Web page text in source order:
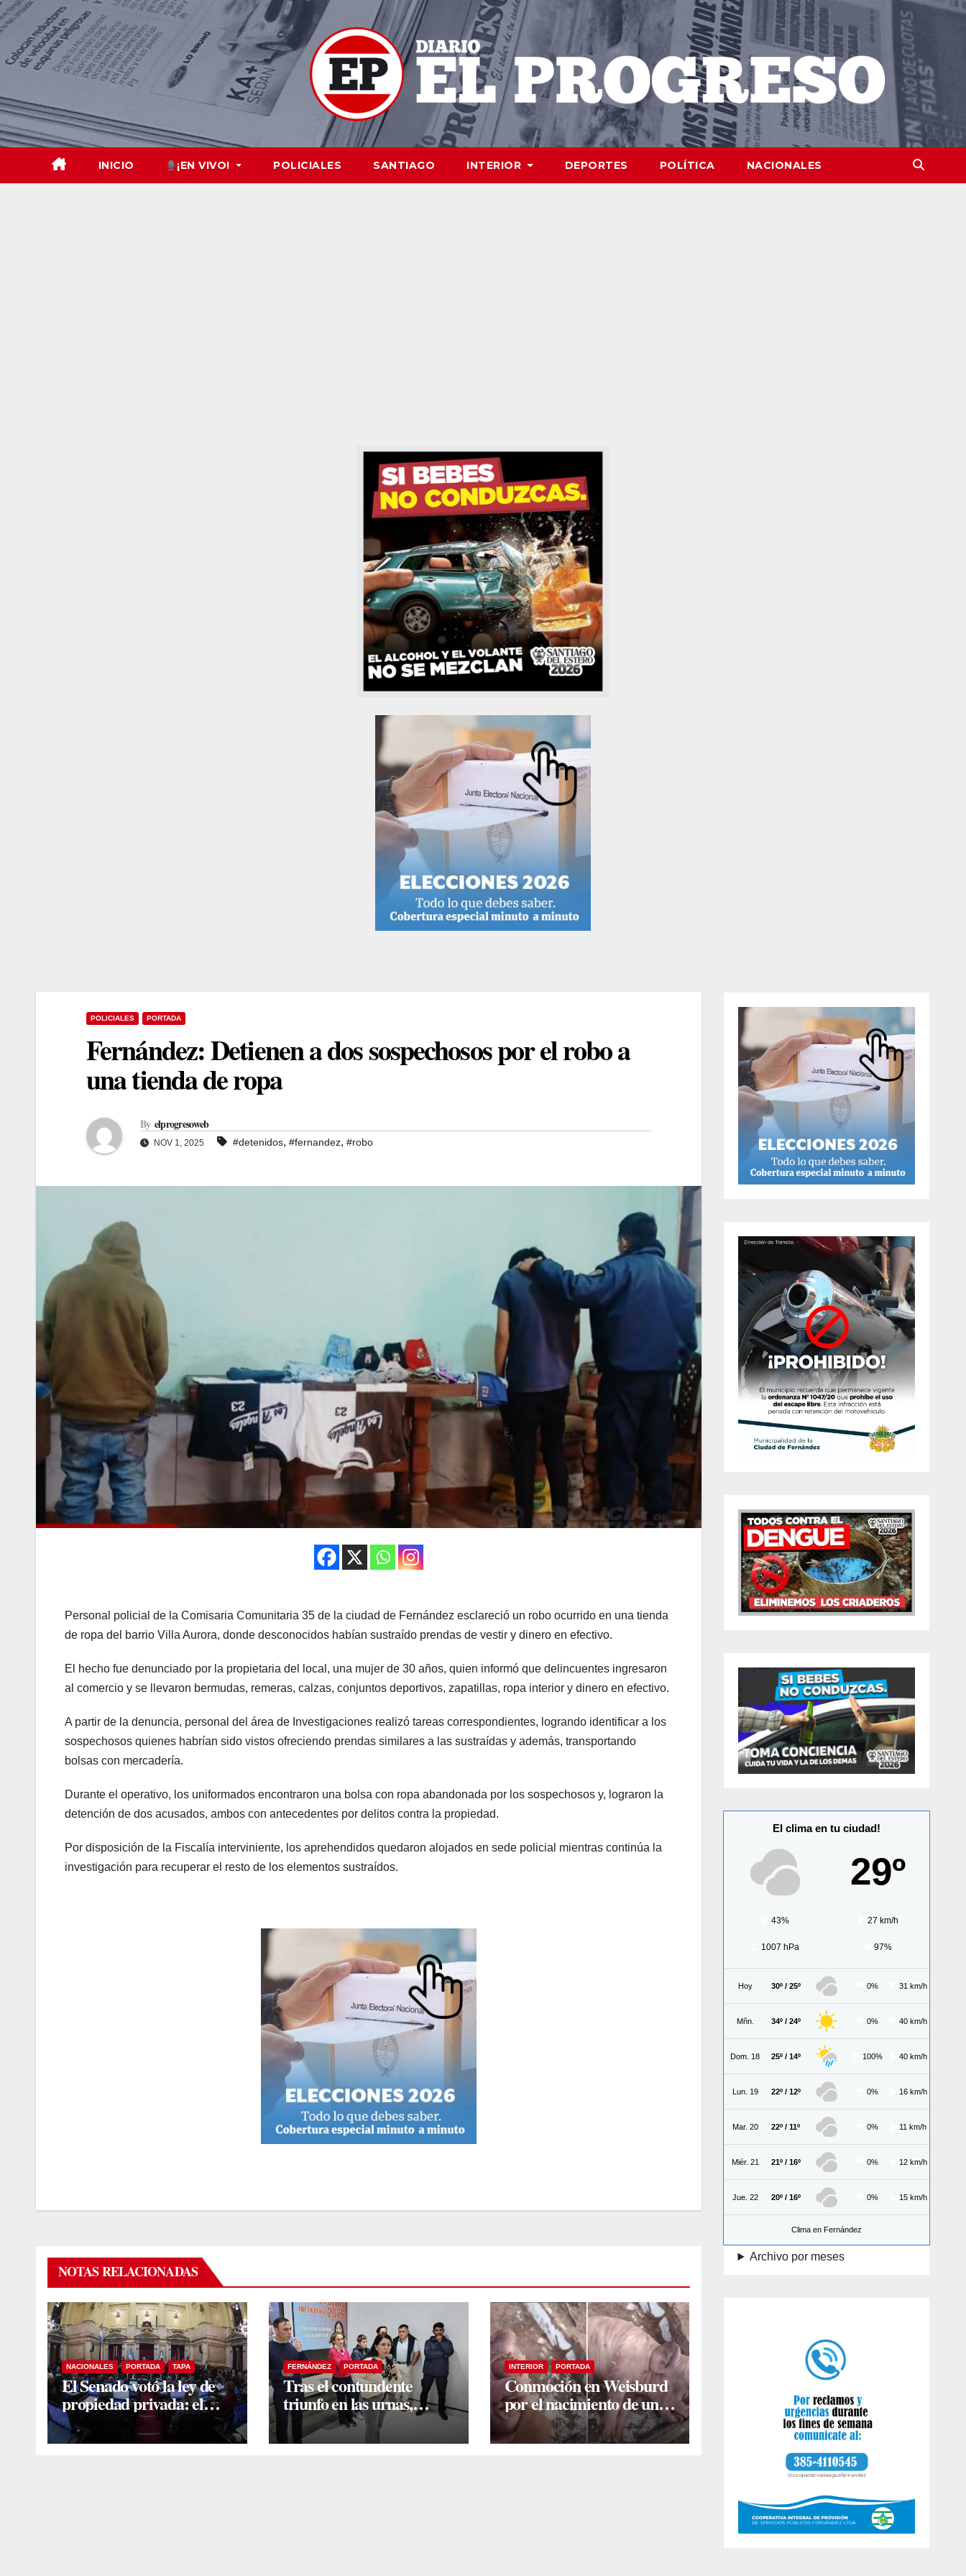
Skip
to
content
INICIO ¡EN VIVO! POLICIALES SANTIAGO INTERIOR DEPORTES POLÍTICA NACIONALES
POLICIALES PORTADA
Fernández: Detienen a dos sospechosos por el robo a
una tienda de ropa
By elprogresoweb
NOV 1, 2025 #detenidos, #fernandez, #robo
Personal policial de la Comisaria Comunitaria 35 de la ciudad de Fernández esclareció un robo ocurrido en una tienda
de ropa del barrio Villa Aurora, donde desconocidos habían sustraído prendas de vestir y dinero en efectivo.
El hecho fue denunciado por la propietaria del local, una mujer de 30 años, quien informó que delincuentes ingresaron
al comercio y se llevaron bermudas, remeras, calzas, conjuntos deportivos, zapatillas, ropa interior y dinero en efectivo.
A partir de la denuncia, personal del área de Investigaciones realizó tareas correspondientes, logrando identificar a los
sospechosos quienes habrían sido vistos ofreciendo prendas similares a las sustraídas y además, transportando
bolsas con mercadería.
Durante el operativo, los uniformados encontraron una bolsa con ropa abandonada por los sospechosos y, lograron la
detención de dos acusados, ambos con antecedentes por delitos contra la propiedad.
Por disposición de la Fiscalía interviniente, los aprehendidos quedaron alojados en sede policial mientras continúa la
investigación para recuperar el resto de los elementos sustraídos.
NOTAS RELACIONADAS
NACIONALES PORTADA TAPA
El Senado votó la ley de
propiedad privada: el
proyecto obtuvo media
sanción
FERNÁNDEZ PORTADA
Tras el contundente
triunfo en las urnas,
Yanina Iturre encabezó
un encuentro con vecinos
INTERIOR PORTADA
Conmoción en Weisburd
por el nacimiento de una
camada lechones con
graves deformaciones
El clima en tu ciudad!
29º
43% 27 km/h
1007 hPa 97%
Hoy 30º / 25º 0% 31 km/h
Mñn. 34º / 24º 0% 40 km/h
Dom. 18 25º / 14º 100% 40 km/h
Lun. 19 22º / 12º 0% 16 km/h
Mar. 20 22º / 11º 0% 11 km/h
Miér. 21 21º / 16º 0% 12 km/h
Jue. 22 20º / 16º 0% 15 km/h
Clima en Fernández
Archivo por meses